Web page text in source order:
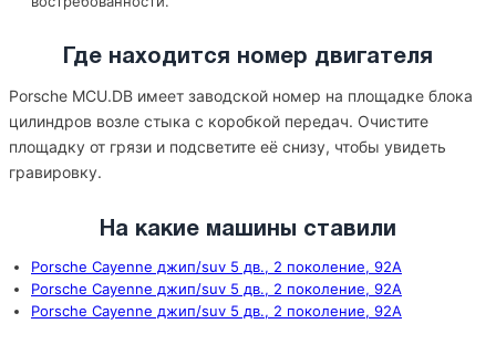
Где находится номер двигателя
Porsche MCU.DB имеет заводской номер на площадке блока
цилиндров возле стыка с коробкой передач. Очистите
площадку от грязи и подсветите её снизу, чтобы увидеть
гравировку.
На какие машины ставили
Porsche Cayenne джип/suv 5 дв., 2 поколение, 92A
Porsche Cayenne джип/suv 5 дв., 2 поколение, 92A
Porsche Cayenne джип/suv 5 дв., 2 поколение, 92A